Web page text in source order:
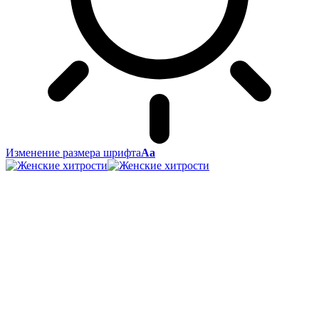
Изменение размера шрифтаАа